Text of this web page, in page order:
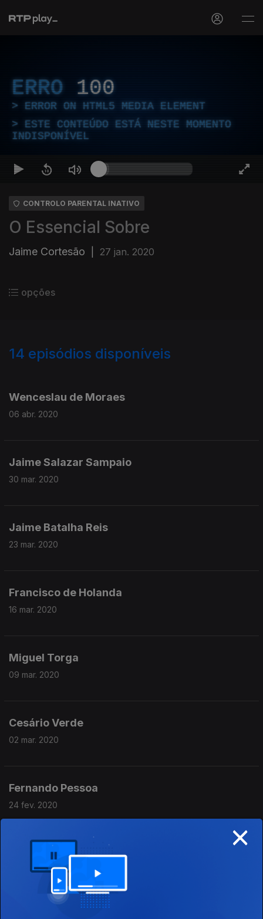
ERRO 100
ERROR ON HTML5 MEDIA ELEMENT
ESTE CONTEÚDO ESTÁ NESTE MOMENTO
INDISPONÍVEL
CONTROLO PARENTAL INATIVO
O Essencial Sobre
Jaime Cortesão 27 jan. 2020
opções
14 episódios disponíveis
Wenceslau de Moraes
06 abr. 2020
Jaime Salazar Sampaio
30 mar. 2020
Jaime Batalha Reis
23 mar. 2020
Francisco de Holanda
16 mar. 2020
Miguel Torga
09 mar. 2020
Cesário Verde
02 mar. 2020
Fernando Pessoa
24 fev. 2020
Jorge de Sena
17 fev. 2020
×